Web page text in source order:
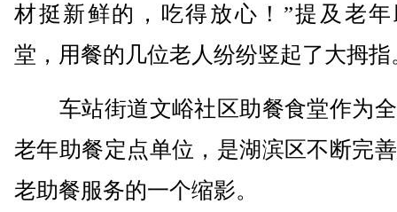
材挺新鲜的，吃得放心！”提及老
堂，用餐的几位老人纷纷竖起了大拇指
车站街道文峪社区助餐食堂作为
老年助餐定点单位，是湖滨区不断完
老助餐服务的一个缩影。